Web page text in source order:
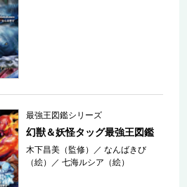
最強王図鑑シリーズ
幻獣＆妖怪タッグ最強王図鑑
木下昌美（監修） ／なんばきび
（絵）
／七海ルシア（絵）